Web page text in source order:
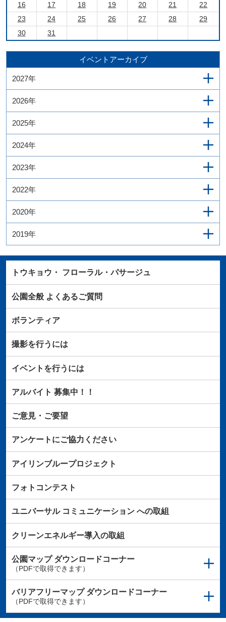
16
17 18 19 20 21
22
23
24 25 26 27 28
29
30
31
イベントアーカイブ
2027年
2026年
2025年
2024年
2023年
2022年
2020年
2019年
トウキョウ・ フローラル・パサージュ
公園全般よくあるご質問
ボランティア
撮影を行うには
イベントを行うには
アルバイト 募集中！！
ご意見・ご要望
アンケートにご協力ください
アイリンブループロジェクト
フォトコンテスト
ユニバーサルコミュニケーションへの取組
クリーンエネルギー導入の取組
公園マップダウンロードコーナー
（PDFで取得できます）
バリアフリーマップダウンロードコーナー
（PDFで取得できます）